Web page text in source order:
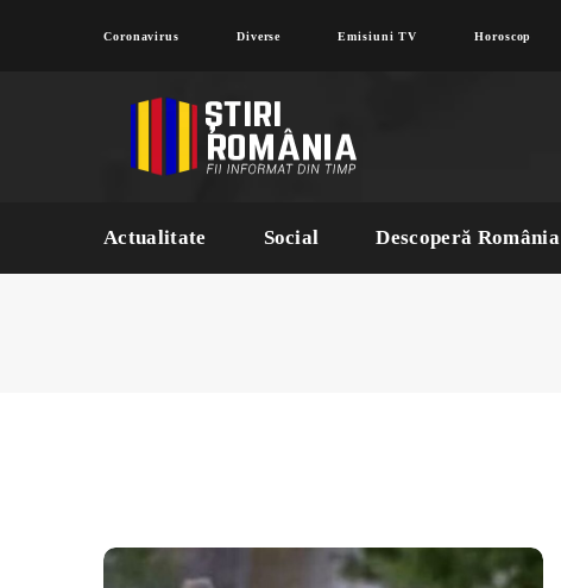
Coronavirus Diverse Emisiuni TV Horoscop
Actualitate Social Descoperă România